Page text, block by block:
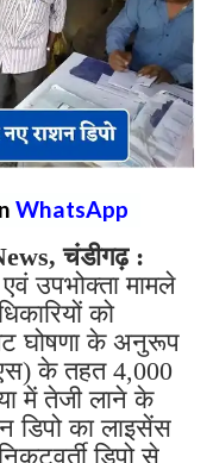
WhatsApp
चंडीगढ़ :
उपभोक्ता मामले
को
घोषणा के अनुरूप
के तहत 4,000
में तेजी लाने के
डिपो का लाइसेंस
डिपो से